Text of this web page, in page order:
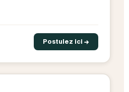
Postulez ici →